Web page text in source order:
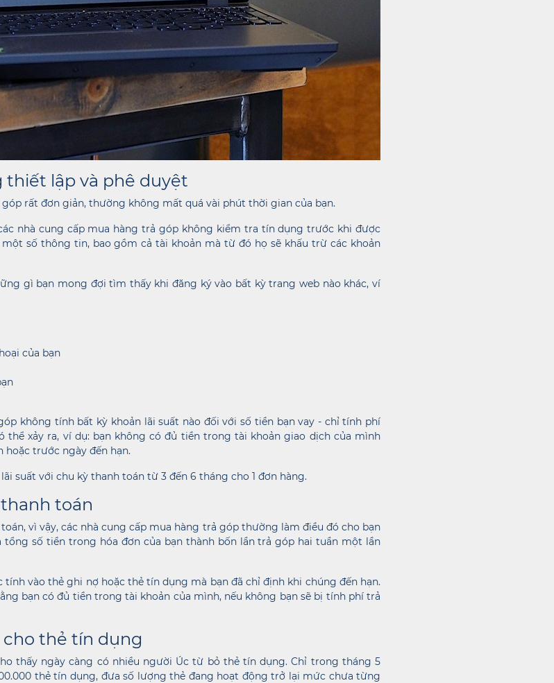
thiết lập và phê duyệt
rất đơn giản, thường không mất quá vài phút thời gian của bạn.
nhà cung cấp mua hàng trả góp không kiểm tra tín dụng trước khi được
số thông tin, bao gồm cả tài khoản mà từ đó họ sẽ khấu trừ các khoản
gì bạn mong đợi tìm thấy khi đăng ký vào bất kỳ trang web nào khác, ví
của bạn
không tính bất kỳ khoản lãi suất nào đối với số tiền bạn vay - chỉ tính phí
thể xảy ra, ví dụ: bạn không có đủ tiền trong tài khoản giao dịch của mình
trước ngày đến hạn.
suất với chu kỳ thanh toán từ 3 đến 6 tháng cho 1 đơn hàng.
toán
vì vậy, các nhà cung cấp mua hàng trả góp thường làm điều đó cho bạn
số tiền trong hóa đơn của bạn thành bốn lần trả góp hai tuần một lần
vào thẻ ghi nợ hoặc thẻ tín dụng mà bạn đã chỉ định khi chúng đến hạn.
bạn có đủ tiền trong tài khoản của mình, nếu không bạn sẽ bị tính phí trả
thẻ tín dụng
thấy ngày càng có nhiều người Úc từ bỏ thẻ tín dụng. Chỉ trong tháng 5
thẻ tín dụng, đưa số lượng thẻ đang hoạt động trở lại mức chưa từng